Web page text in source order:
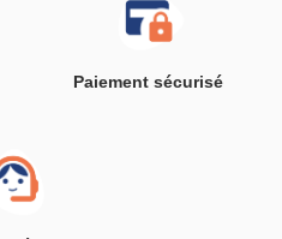
Paiement sécurisé